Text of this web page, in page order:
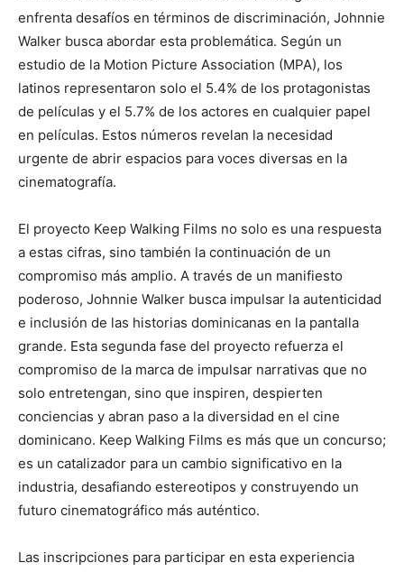
enfrenta desafíos en términos de discriminación, Johnnie
Walker busca abordar esta problemática. Según un
estudio de la Motion Picture Association (MPA), los
latinos representaron solo el 5.4% de los protagonistas
de películas y el 5.7% de los actores en cualquier papel
en películas. Estos números revelan la necesidad
urgente de abrir espacios para voces diversas en la
cinematografía.
El proyecto Keep Walking Films no solo es una respuesta
a estas cifras, sino también la continuación de un
compromiso más amplio. A través de un manifiesto
poderoso, Johnnie Walker busca impulsar la autenticidad
e inclusión de las historias dominicanas en la pantalla
grande. Esta segunda fase del proyecto refuerza el
compromiso de la marca de impulsar narrativas que no
solo entretengan, sino que inspiren, despierten
conciencias y abran paso a la diversidad en el cine
dominicano. Keep Walking Films es más que un concurso;
es un catalizador para un cambio significativo en la
industria, desafiando estereotipos y construyendo un
futuro cinematográfico más auténtico.
Las inscripciones para participar en esta experiencia